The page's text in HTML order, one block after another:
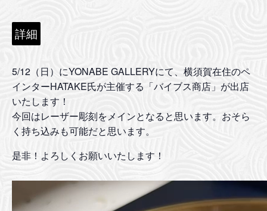
詳細
5/12（日）にYONABE GALLERYにて、横須賀在住のペ
インターHATAKE氏が主催する「バイブス商店」が出店
いたします！
今回はレーザー彫刻をメインとなると思います。おそら
く持ち込みも可能だと思います。
是非！よろしくお願いいたします！